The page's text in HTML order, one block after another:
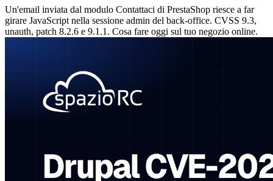
Un'email inviata dal modulo Contattaci di PrestaShop riesce a far
girare JavaScript nella sessione admin del back-office. CVSS 9.3,
unauth, patch 8.2.6 e 9.1.1. Cosa fare oggi sul tuo negozio online.